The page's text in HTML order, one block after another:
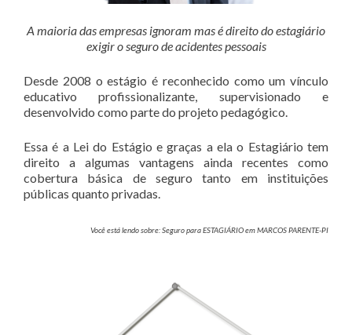
A maioria das empresas ignoram mas é direito do estagiário
exigir o seguro de acidentes pessoais
Desde 2008 o estágio é reconhecido como um vínculo
educativo profissionalizante, supervisionado e
desenvolvido como parte do projeto pedagógico.
Essa é a Lei do Estágio e graças a ela o Estagiário tem
direito a algumas vantagens ainda recentes como
cobertura básica de seguro tanto em instituições
públicas quanto privadas.
Você está lendo sobre: Seguro para ESTAGIÁRIO em MARCOS PARENTE-PI